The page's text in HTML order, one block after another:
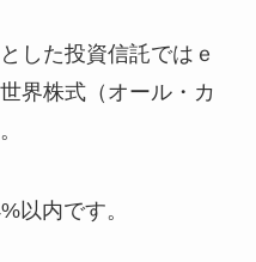
した投資信託ではｅ
株式（オール・カ
以内です。